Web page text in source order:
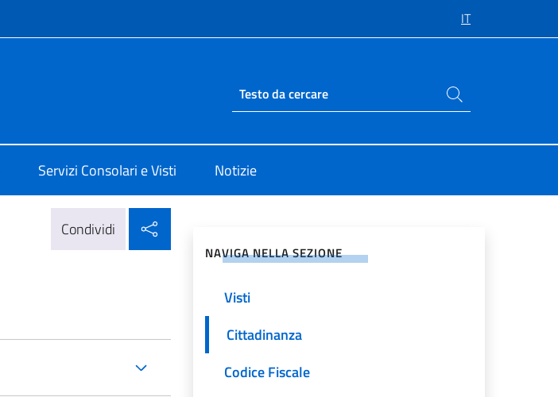
IT
Ricerca sito live
Cerca nel sito
Servizi Consolari e Visti Notizie
Condividi
NAVIGA NELLA SEZIONE
Visti
Cittadinanza
Codice Fiscale